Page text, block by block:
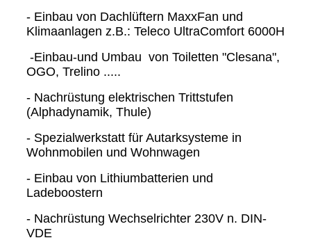
- Einbau von Dachlüftern MaxxFan und
Klimaanlagen z.B.: Teleco UltraComfort 6000H
-Einbau-und Umbau von Toiletten "Clesana",
OGO, Trelino .....
- Nachrüstung elektrischen Trittstufen
(Alphadynamik, Thule)
- Spezialwerkstatt für Autarksysteme in
Wohnmobilen und Wohnwagen
- Einbau von Lithiumbatterien und
Ladeboostern
- Nachrüstung Wechselrichter 230V n. DIN-
VDE